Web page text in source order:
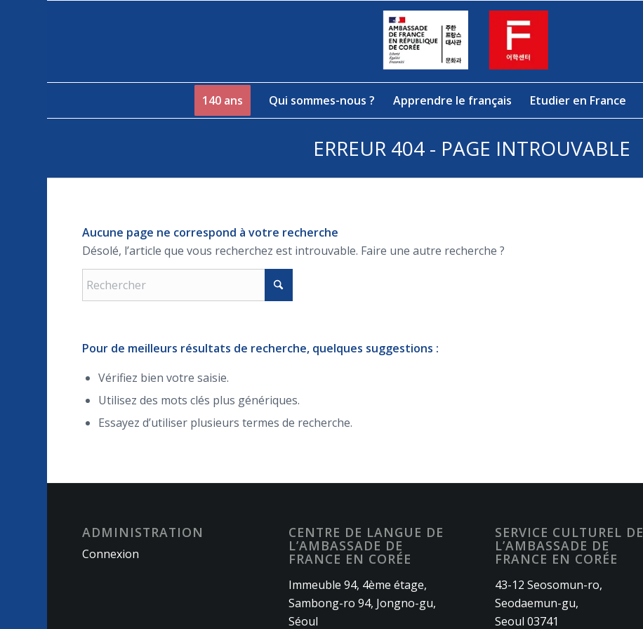
140 ans Qui sommes-nous ? Apprendre le français Etudier en France
ERREUR 404 - PAGE INTROUVABLE
Aucune page ne correspond à votre recherche
Désolé, l’article que vous recherchez est introuvable. Faire une autre recherche ?
Pour de meilleurs résultats de recherche, quelques suggestions :
Vérifiez bien votre saisie.
Utilisez des mots clés plus génériques.
Essayez d’utiliser plusieurs termes de recherche.
ADMINISTRATION
Connexion
CENTRE DE LANGUE DE
L’AMBASSADE DE
FRANCE EN CORÉE
Immeuble 94, 4ème étage,
Sambong-ro 94, Jongno-gu,
Séoul
SERVICE CULTUREL DE
L’AMBASSADE DE
FRANCE EN CORÉE
43-12 Seosomun-ro,
Seodaemun-gu,
Seoul 03741